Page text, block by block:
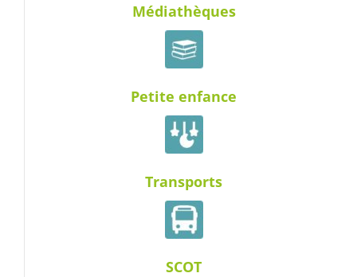
Médiathèques
Petite enfance
Transports
SCOT